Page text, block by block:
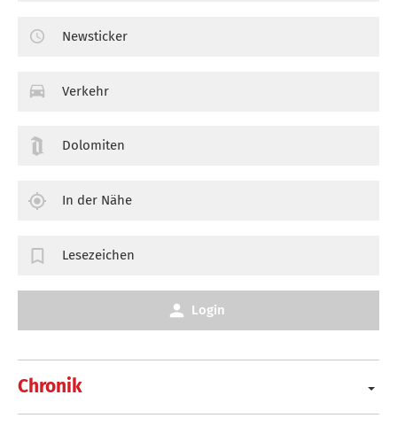
Chronik
Newsticker
Verkehr
Dolomiten
In der Nähe
Lesezeichen
Login